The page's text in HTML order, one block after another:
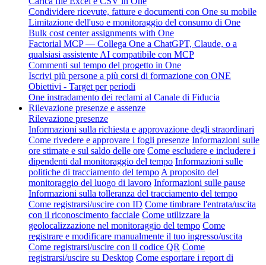
Condividere ricevute, fatture e documenti con One su mobile
Limitazione dell'uso e monitoraggio del consumo di One
Bulk cost center assignments with One
Factorial MCP — Collega One a ChatGPT, Claude, o a
qualsiasi assistente AI compatibile con MCP
Commenti sul tempo del progetto in One
Iscrivi più persone a più corsi di formazione con ONE
Obiettivi - Target per periodi
One instradamento dei reclami al Canale di Fiducia
Rilevazione presenze e assenze
Rilevazione presenze
Informazioni sulla richiesta e approvazione degli straordinari
Come rivedere e approvare i fogli presenze Informazioni sulle
ore stimate e sul saldo delle ore Come escludere e includere i
dipendenti dal monitoraggio del tempo Informazioni sulle
politiche di tracciamento del tempo A proposito del
monitoraggio del luogo di lavoro Informazioni sulle pause
Informazioni sulla tolleranza del tracciamento del tempo
Come registrarsi/uscire con ID Come timbrare l'entrata/uscita
con il riconoscimento facciale Come utilizzare la
geolocalizzazione nel monitoraggio del tempo Come
registrare e modificare manualmente il tuo ingresso/uscita
Come registrarsi/uscire con il codice QR Come
registrarsi/uscire su Desktop Come esportare i report di